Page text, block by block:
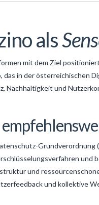
als
mit dem Ziel
in der österreichischen
Nachhaltigkeit und
und
und
und kollektive